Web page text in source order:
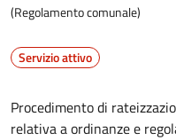
(Regolamento comunale)
Servizio attivo
Procedimento di
relativa a ordinanze e